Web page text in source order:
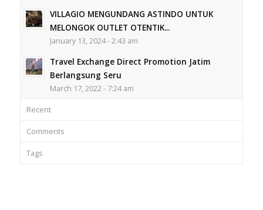
VILLAGIO MENGUNDANG ASTINDO UNTUK
MELONGOK OUTLET OTENTIK...
January 13, 2024 - 2:43 am
Travel Exchange Direct Promotion Jatim
Berlangsung Seru
March 17, 2022 - 7:24 am
Recent
Comments
Tags